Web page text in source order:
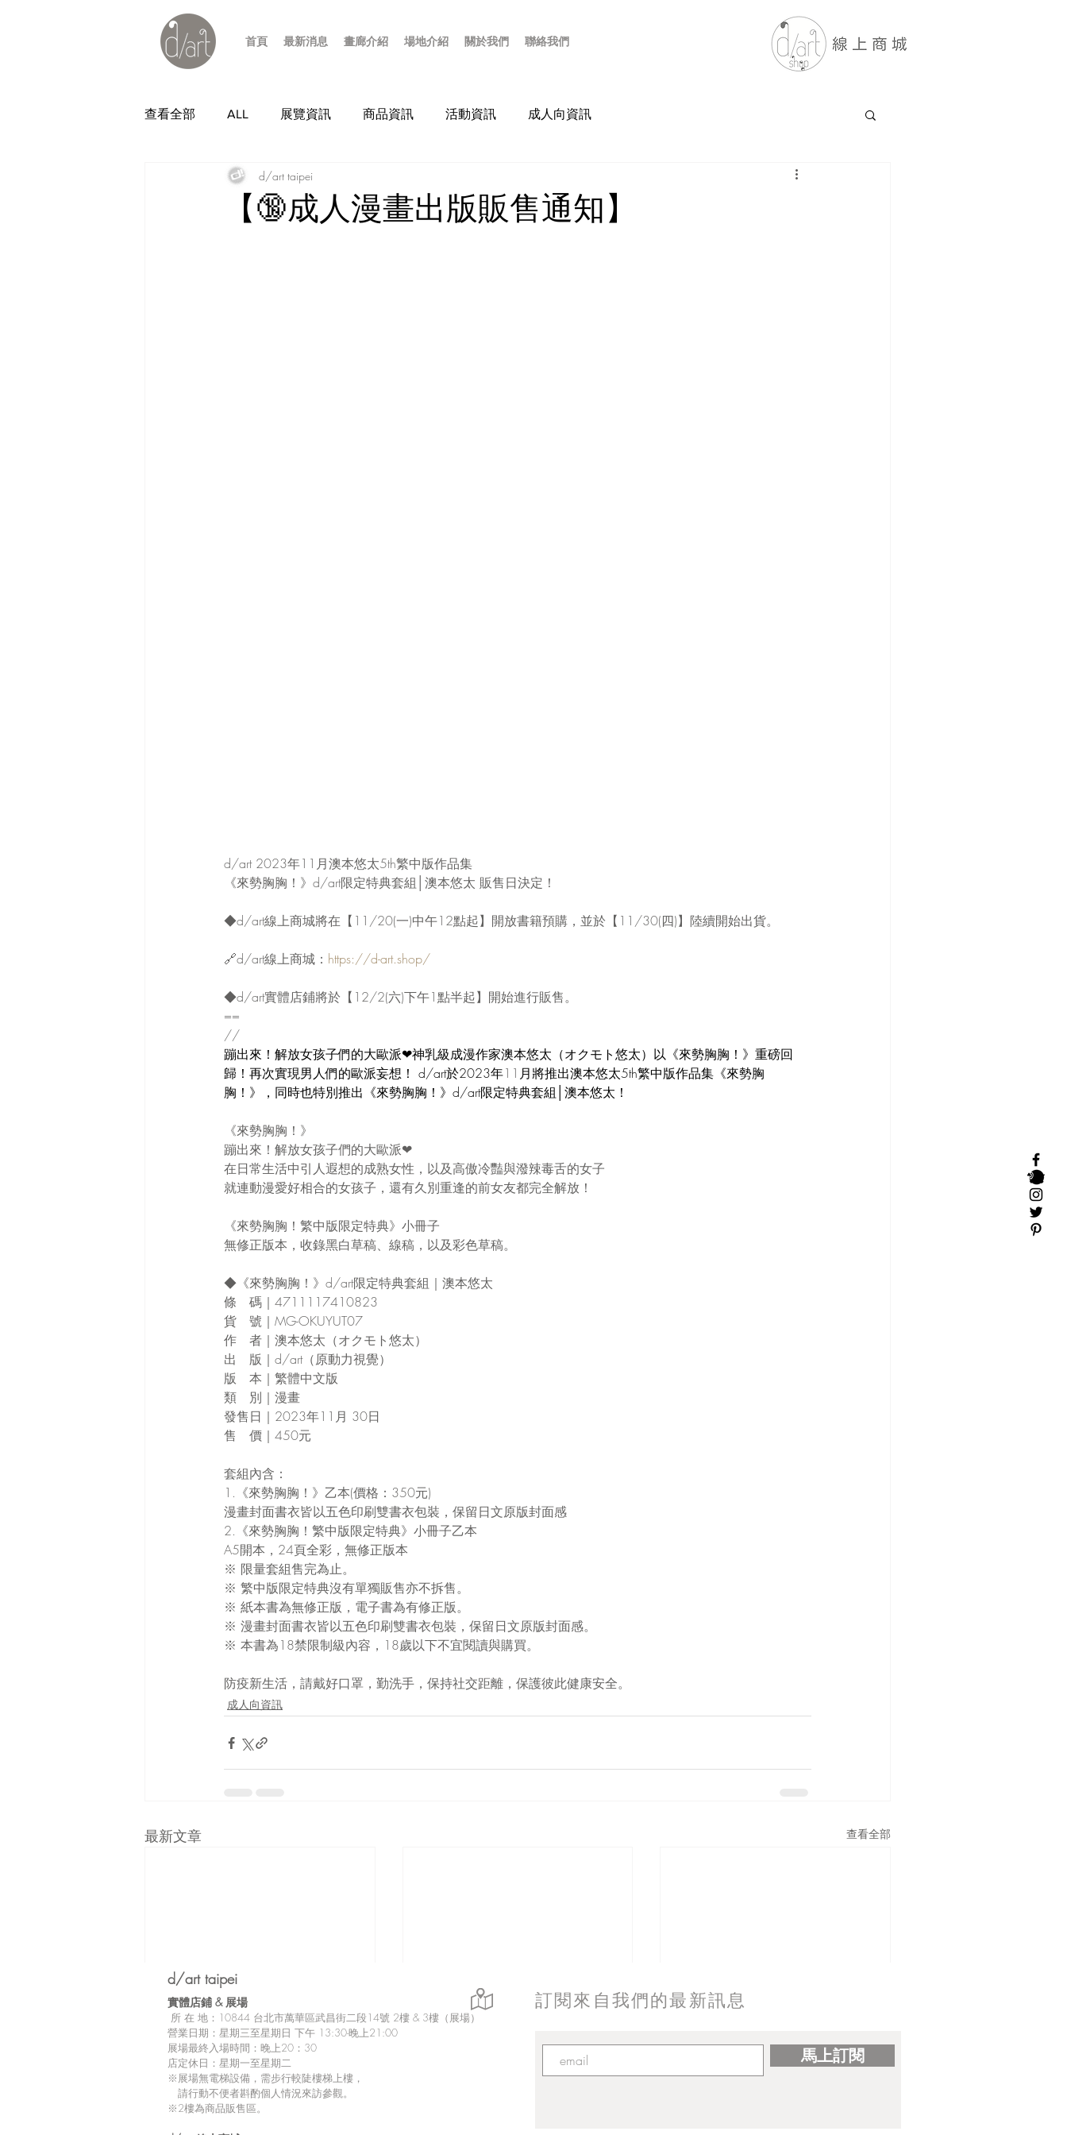
首頁 最新消息 畫廊介紹 場地介紹 關於我們 聯絡我們
查看全部 ALL 展覽資訊 商品資訊 活動資訊 成人向資訊
【🔞成人漫畫出版販售通知】
d/art taipei
d/art 2023年11月澳本悠太5th繁中版作品集
《來勢胸胸！》d/art限定特典套組│澳本悠太 販售日決定！
◆d/art線上商城將在【11/20(一)中午12點起】開放書籍預購，並於【11/30(四)】陸續開始出貨。
🔗d/art線上商城： https://d-art.shop/
◆d/art實體店鋪將於【12/2(六)下午1點半起】開始進行販售。
==
//
蹦出來！解放女孩子們的大歐派❤神乳級成漫作家澳本悠太（オクモト悠太）以《來勢胸胸！》重磅回
歸！再次實現男人們的歐派妄想！ d/art於2023年11 月將推出澳本悠太5th繁中版作品集《來勢胸
胸！》，同時也特別推出《來勢胸胸！》d/art限定特典套組│澳本悠太！
《來勢胸胸！》
蹦出來！解放女孩子們的大歐派❤
在日常生活中引人遐想的成熟女性，以及高傲冷豔與潑辣毒舌的女子
就連動漫愛好相合的女孩子，還有久別重逢的前女友都完全解放！
《來勢胸胸！繁中版限定特典》小冊子
無修正版本，收錄黑白草稿、線稿，以及彩色草稿。
◆《來勢胸胸！》d/art限定特典套組｜澳本悠太
條　碼｜4711117410823
貨　號｜MG-OKUYUT07
作　者｜澳本悠太（オクモト悠太）
出　版｜d/art（原動力視覺）
版　本｜繁體中文版
類　別｜漫畫
發售日｜2023年11月 30日
售　價｜450元
套組內含：
1.《來勢胸胸！》乙本(價格：350元)
漫畫封面書衣皆以五色印刷雙書衣包裝，保留日文原版封面感
2.《來勢胸胸！繁中版限定特典》小冊子乙本
A5開本，24頁全彩，無修正版本
※ 限量套組售完為止。
※ 繁中版限定特典沒有單獨販售亦不拆售。
※ 紙本書為無修正版，電子書為有修正版。
※ 漫畫封面書衣皆以五色印刷雙書衣包裝，保留日文原版封面感。
※ 本書為18禁限制級內容，18歲以下不宜閱讀與購買。
防疫新生活，請戴好口罩，勤洗手，保持社交距離，保護彼此健康安全。
成人向資訊
最新文章 查看全部
馬上訂閱
訂閱來自我們的最新訊息
d/art taipei
實體店鋪 & 展場
所 在 地：10844 台北市萬華區武昌街二段14號 2樓 & 3樓（展場）
營業日期：星期三至星期日 下午 13:30-晚上21:00
展場最終入場時間：晚上20：30
店定休日：星期一至星期二
※展場無電梯設備，需步行較陡樓梯上樓，
請行動不便者斟酌個人情況來訪參觀。
※2樓為商品販售區。